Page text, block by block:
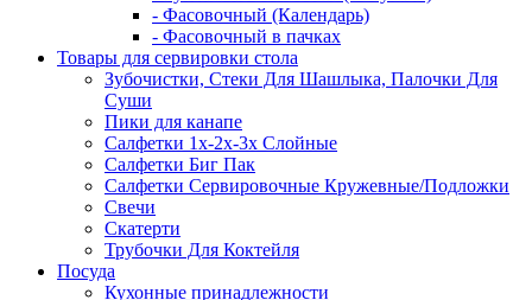
- Фасовочный (Календарь)
- Фасовочный в пачках
Товары для сервировки стола
Зубочистки, Стеки Для Шашлыка, Палочки Для
Суши
Пики для канапе
Салфетки 1х-2х-3х Слойные
Салфетки Биг Пак
Салфетки Сервировочные Кружевные/Подложки
Свечи
Скатерти
Трубочки Для Коктейля
Посуда
Кухонные принадлежности